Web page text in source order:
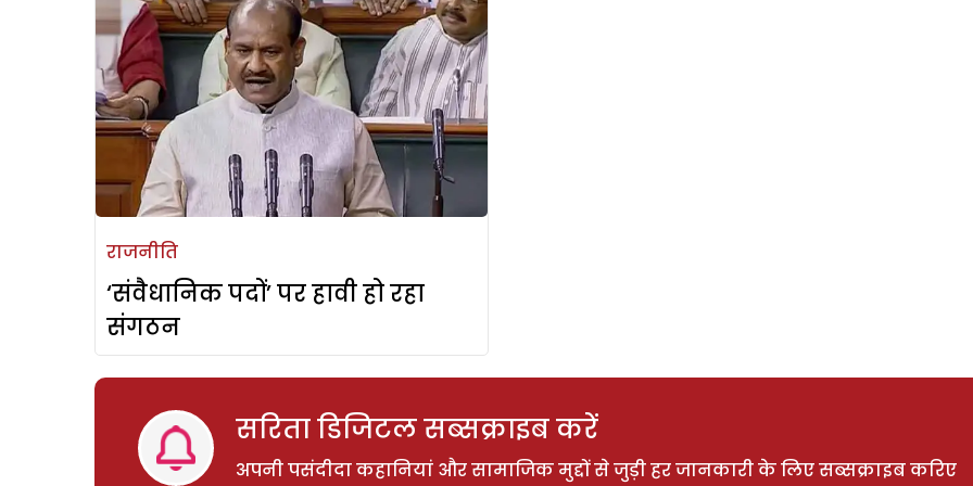
राजनीति
‘संवैधानिक पदों’ पर हावी हो रहा
संगठन
सरिता डिजिटल सब्सक्राइब करें
अपनी पसंदीदा कहानियां और सामाजिक मुद्दों से जुड़ी हर जानकारी के लिए सब्सक्राइब करिए